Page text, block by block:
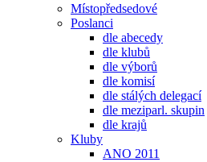
Místopředsedové
Poslanci
dle abecedy
dle klubů
dle výborů
dle komisí
dle stálých delegací
dle meziparl. skupin
dle krajů
Kluby
ANO 2011